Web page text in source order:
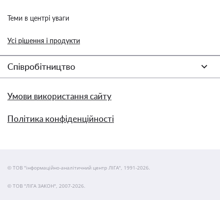
Теми в центрі уваги
Усі рішення і продукти
Співробітництво
Умови використання сайту
Політика конфіденційності
© ТОВ "інформаційно-аналітичний центр ЛІГА", 1991-2026.
© ТОВ "ЛІГА ЗАКОН", 2007-2026.